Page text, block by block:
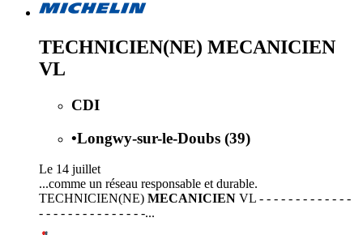
TECHNICIEN(NE) MECANICIEN
VL
CDI
•Longwy-sur-le-Doubs (39)
Le 14 juillet
...comme un réseau responsable et durable.
TECHNICIEN(NE) MECANICIEN VL - - - - - - - - - - - - -
- - - - - - - - - - - - - - -...